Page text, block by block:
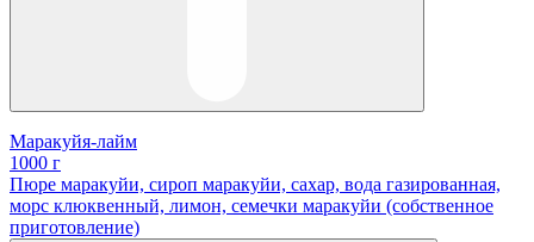
Маракуйя-лайм
1000 г
Пюре маракуйи, сироп маракуйи, сахар, вода газированная,
морс клюквенный, лимон, семечки маракуйи (собственное
приготовление)